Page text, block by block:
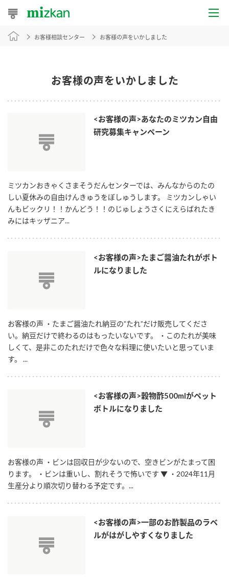
おうちレシピ
商品からレシピを探す
商品情報
商品カテゴリ
酢 調味酢
ぽん酢
みりん風・料理酒
スープ 中華
炊き込みご飯の素 納豆
新商品一覧
ブランド・スペシャルサイト
商品ブランドサイト
Fibee（ファイビー）
くらしプラ酢
カンタン酢
味ぽん
つゆ
鍋なび
納豆のサイト
三ツ判山吹
企業情報
国内事業概要
ミツカンを知る
ZENB initiative
MIM（ミツカンミュージアム）
ニュースリリース
お客様相談センター
お客様の声をいかしました
販売終了製品のご案内
お客様相談センター お客様の声をいかしました
お客様の声をいかしました
<お客様の声>あなたのミツカン自由
研究募集キャンペーン
ミツカンおきゃくさまそうだんセンターでは、みんなからのたの
しい夏休みの自由けんきゅうをぼしゅうします。 ミツカンしゃい
んもビックリ！！かんどう！！のじゅしょうさくにえらばれたき
みにはキッザニア...
<お客様の声>たまご醤油たれがボト
ルになりました
お客様の声 ・たまご醤油たれ納豆の”たれ”だけ販売してくださ
い。納豆だけで終わるのはもったいないです。 ・このたれが美味
しくて、是非このたれだけで色々な料理に使いたいと思っていま
す。 ...
<お客様の声>穀物酢500mlがペット
ボトルになりました
お客様の声 ・ビンは回収日が少ないので、空きビンがたまって困
ります。 ・ビンは重いし、割れそうで怖いです ▼ ・2024年11月
生産分より順次切り替わる予定です。...
<お客様の声>一部のお酢製品のラベ
ルがはがしやすくなりました